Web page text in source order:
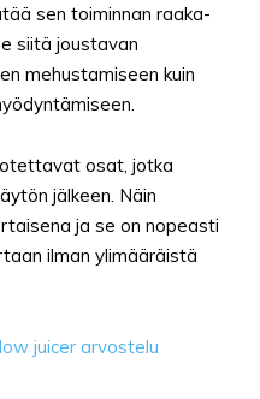
sen toiminnan raaka-
siitä joustavan
mehustamiseen kuin
osat, jotka
jälkeen. Näin
ja se on nopeasti
ilman ylimääräistä
juicer arvostelu